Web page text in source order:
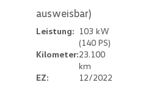
ausweisbar)
Leistung: 103 kW
(140 PS)
Kilometer:23.100
km
EZ:
12/2022